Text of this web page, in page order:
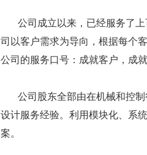
公司成立以来，已经服务了上
司以客户需求为导向，根据每个
公司的服务口号：成就客户，成就
公司股东全部由在机械和控制
设计服务经验。利用模块化、系
案。